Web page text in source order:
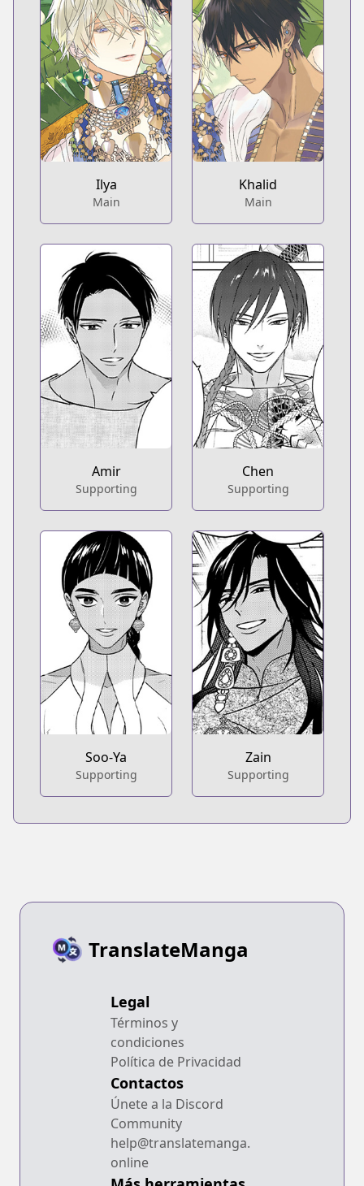
Ilya
Main
Khalid
Main
Amir
Supporting
Chen
Supporting
Soo-Ya
Supporting
Zain
Supporting
TranslateManga
Legal
Términos y
condiciones
Política de Privacidad
Contactos
Únete a la Discord
Community
help@translatemanga.
online